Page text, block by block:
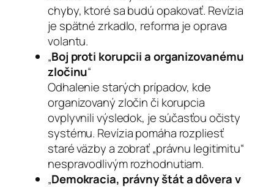
chyby, ktoré sa budú opakovať. Revízia
je spätné zrkadlo, reforma je oprava
volantu.
„Boj proti korupcii a organizovanému
zločinu“
Odhalenie starých prípadov, kde
organizovaný zločin či korupcia
ovplyvnili výsledok, je súčasťou očisty
systému. Revízia pomáha rozpliesť
staré väzby a zobrať „právnu legitimitu“
nespravodlivým rozhodnutiam.
„Demokracia, právny štát a dôvera v